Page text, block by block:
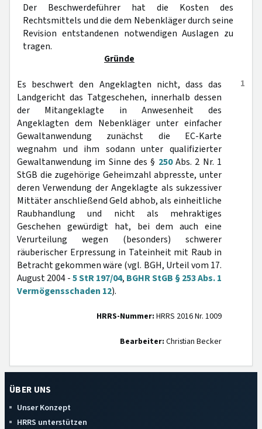
Der Beschwerdeführer hat die Kosten des
Rechtsmittels und die dem Nebenkläger durch seine
Revision entstandenen notwendigen Auslagen zu
tragen.
Gründe
1
Es beschwert den Angeklagten nicht, dass das
Landgericht das Tatgeschehen, innerhalb dessen
der Mitangeklagte in Anwesenheit des
Angeklagten dem Nebenkläger unter einfacher
Gewaltanwendung zunächst die EC-Karte
wegnahm und ihm sodann unter qualifizierter
Gewaltanwendung im Sinne des § 250Abs. 2 Nr. 1
StGB die zugehörige Geheimzahl abpresste, unter
deren Verwendung der Angeklagte als sukzessiver
Mittäter anschließend Geld abhob, als einheitliche
Raubhandlung und nicht als mehraktiges
Geschehen gewürdigt hat, bei dem auch eine
Verurteilung wegen (besonders) schwerer
räuberischer Erpressung in Tateinheit mit Raub in
Betracht gekommen wäre (vgl. BGH, Urteil vom 17.
August 2004 -5 StR 197/04, BGHR StGB § 253 Abs. 1
Vermögensschaden 12).
HRRS-Nummer: HRRS 2016 Nr. 1009
Bearbeiter: Christian Becker
ÜBER UNS
Unser Konzept
HRRS unterstützen